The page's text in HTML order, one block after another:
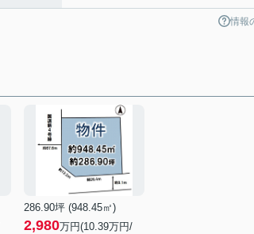
情報
286.90坪 (948.45㎡)
2,980万円(10.39万円/